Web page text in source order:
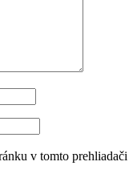
v tomto prehliadači